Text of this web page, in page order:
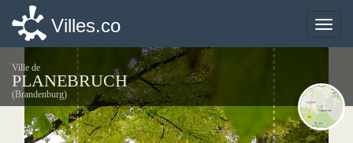
Toggle
Villes.co
Ville de
PLANEBRUCH
(Brandenburg)
Toggle
Villes.co